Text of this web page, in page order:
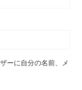
ーに自分の名前、メ